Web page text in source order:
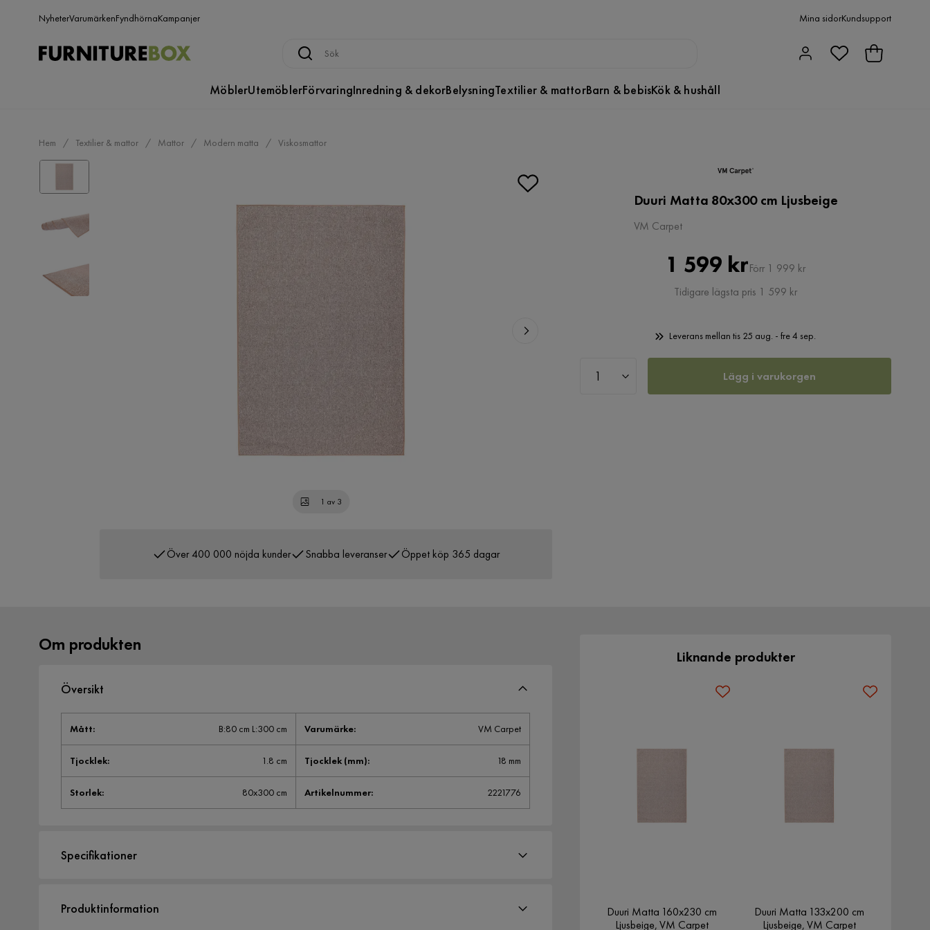
NyheterVarumärkenFyndhörnaKampanjer Mina sidorKundsupport
MöblerUtemöblerFörvaringInredning & dekorBelysningTextilier & mattorBarn & bebisKök & hushåll
Hem Textilier & mattor Mattor Modern matta Viskosmattor
1 av 3
Över 400 000 nöjda kunder Snabba leveranser Öppet köp 365 dagar
Duuri Matta 80x300 cm Ljusbeige
VM Carpet
Pris
1 599 krOriginal
Pris
Förr 1 999 kr
Tidigare lägsta pris 1 599 kr
Leverans mellan tis 25 aug. - fre 4 sep.
Lägg i varukorgen
Om produkten
Översikt
Mått: B:80 cm L:300 cm Varumärke: VM Carpet
Tjocklek: 1.8 cm Tjocklek (mm): 18 mm
Storlek: 80x300 cm Artikelnummer: 2221776
Specifikationer
Storlek
Produktinformation
Liknande produkter
Duuri Matta 160x230 cm
Ljusbeige, VM Carpet
Duuri Matta 133x200 cm
Ljusbeige, VM Carpet